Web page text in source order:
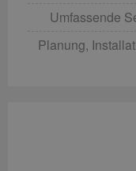
Umfassende
Planung,